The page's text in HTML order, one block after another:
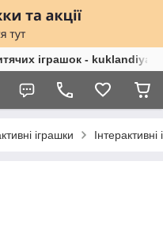
іграшок -
іграшки